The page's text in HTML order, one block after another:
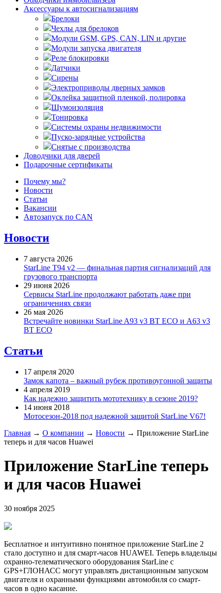
Аксессуары к автосигнализациям
Брелоки
Чехлы для брелоков
Модули GSM, GPS, CAN, LIN и другие
Модули запуска двигателя
Реле блокировки
Датчики
Сирены
Электроприводы дверных замков
Оклейка защитной пленкой, полировка
Шумоизоляция
Тонировка
Системы охраны недвижимости
Пуско-зарядные устройства
Снятые с производства
Доводчики для дверей
Подарочные сертификаты
Почему мы?
Новости
Статьи
Вакансии
Автозапуск по CAN
Новости
7 августа 2026
StarLine T94 v2 — финальная партия сигнализаций для
грузового транспорта
29 июня 2026
Сервисы StarLine продолжают работать даже при
ограничениях связи
26 мая 2026
Встречайте новинки StarLine A93 v3 BT ECO и A63 v3
BT ECO
Статьи
17 апреля 2020
Замок капота – важный рубеж противоугонной защиты
4 апреля 2019
Как надежно защитить мототехнику в сезоне 2019?
14 июня 2018
Мотосезон-2018 под надежной защитой StarLine V67!
Главная → О компании → Новости → Приложение StarLine
теперь и для часов Huawei
Приложение StarLine теперь
и для часов Huawei
30 ноября 2025
Бесплатное и интуитивно понятное приложение StarLine 2
стало доступно и для смарт-часов HUAWEI. Теперь владельцы
охранно-телематического оборудования StarLine с
GPS+ГЛОНАСС могут управлять дистанционным запуском
двигателя и охранными функциями автомобиля со смарт-
часов в одно касание.